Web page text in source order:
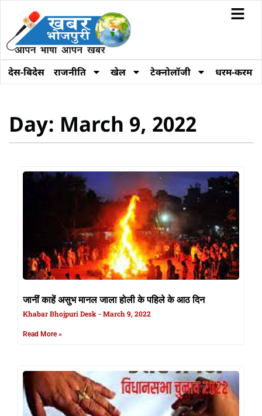
देस-बिदेस राजनीति खेल टेक्नोलॉजी धरम-करम
Day: March 9, 2022
जानीं काहें असुभ मानल जाला होली के पहिले के आठ दिन
Khabar Bhojpuri Desk March 9, 2022
Read More »